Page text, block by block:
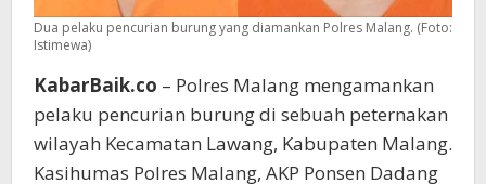
Dua pelaku pencurian burung yang diamankan Polres Malang. (Foto:
Istimewa)
KabarBaik.co – Polres Malang mengamankan
pelaku pencurian burung di sebuah peternakan
wilayah Kecamatan Lawang, Kabupaten Malang.
Kasihumas Polres Malang, AKP Ponsen Dadang